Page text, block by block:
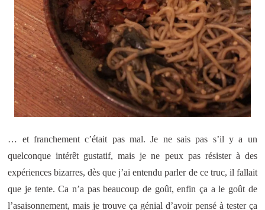
… et franchement c’était pas mal. Je ne sais pas s’il y a un
quelconque intérêt gustatif, mais je ne peux pas résister à des
expériences bizarres, dès que j’ai entendu parler de ce truc, il fallait
que je tente. Ca n’a pas beaucoup de goût, enfin ça a le goût de
l’asaisonnement, mais je trouve ça génial d’avoir pensé à tester ça